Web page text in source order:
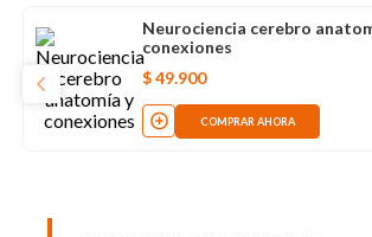
Neurociencia cerebro
conexiones
$49.900
COMPRAR AHORA